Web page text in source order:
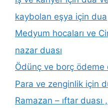
kaybolan eşya için dua
Medyum hocaları ve
nazar duası
Ödünç ve borç ödeme
Para ve zenginlik için
Ramazan – ıftar duası